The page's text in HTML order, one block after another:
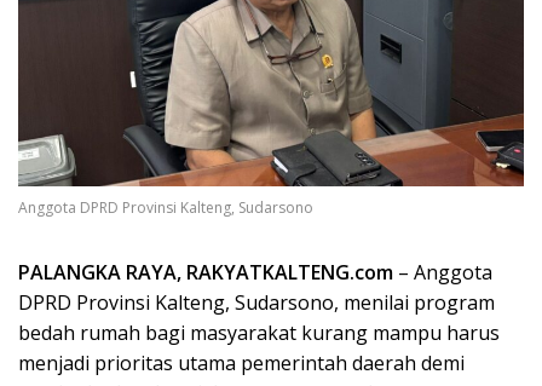
Anggota DPRD Provinsi Kalteng, Sudarsono
PALANGKA RAYA, RAKYATKALTENG.com – Anggota
DPRD Provinsi Kalteng, Sudarsono, menilai program
bedah rumah bagi masyarakat kurang mampu harus
menjadi prioritas utama pemerintah daerah demi